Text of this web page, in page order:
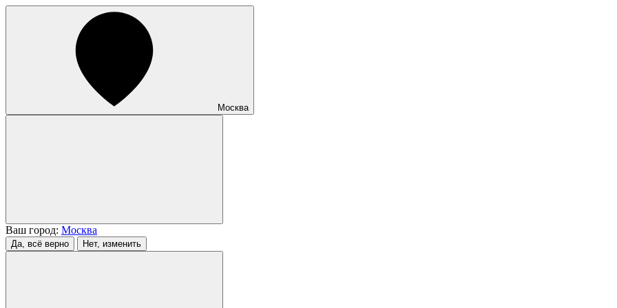
Москва
Ваш город: Москва
Да, всё верно Нет, изменить